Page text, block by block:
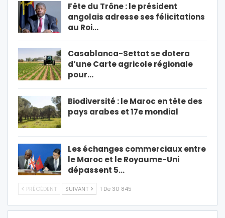
Fête du Trône : le président
angolais adresse ses félicitations
au Roi…
Casablanca-Settat se dotera
d’une Carte agricole régionale
pour…
Biodiversité : le Maroc en tête des
pays arabes et 17e mondial
Les échanges commerciaux entre
le Maroc et le Royaume-Uni
dépassent 5…
PRÉCÉDENT SUIVANT 1 De 30 845